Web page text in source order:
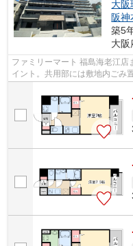
大阪
阪神
築5
大阪
ファミリーマート 福島海老江
イント。共用部には敷地内ごみ